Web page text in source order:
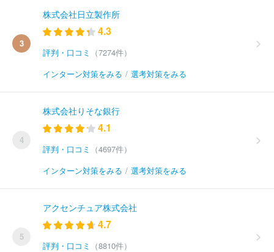
3
株式会社日立製作所
4.3
評判・口コミ
（7274件）
インターン対策をみる / 選考対策をみる
4
株式会社りそな銀行
4.1
評判・口コミ
（4697件）
インターン対策をみる / 選考対策をみる
5
アクセンチュア株式会社
4.7
評判・口コミ
（8810件）